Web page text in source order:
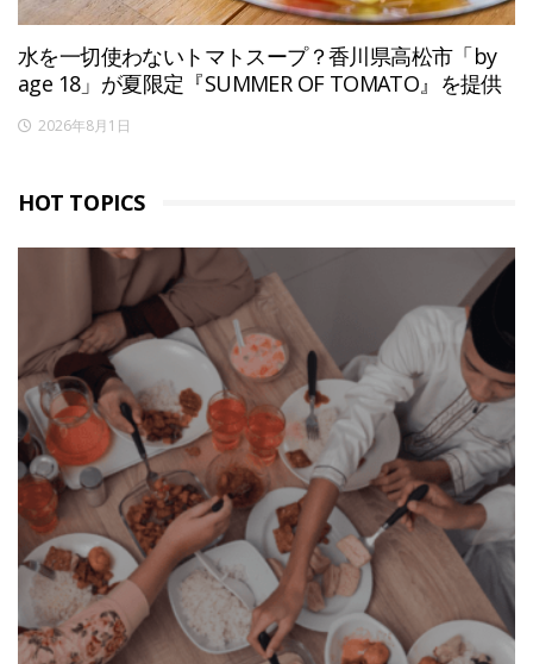
水を一切使わないトマトスープ？香川県高松市「by
age 18」が夏限定『SUMMER OF TOMATO』を提供
2026年8月1日
HOT TOPICS